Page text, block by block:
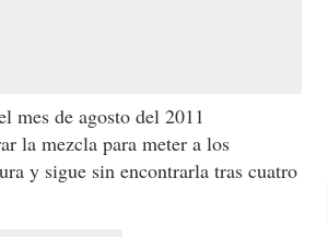
mes de agosto del 2011
la mezcla para meter a los
y sigue sin encontrarla tras cuatro